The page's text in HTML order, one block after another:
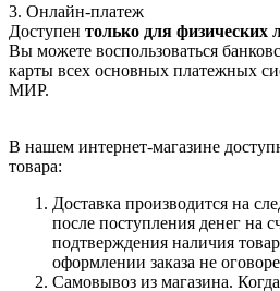
3. Онлайн-платеж
Доступен только для физических
Вы можете воспользоваться
карты всех основных платежных
МИР.
В нашем интернет-магазине
товара:
Доставка производится на
после поступления денег на
подтверждения наличия
оформлении заказа не
Самовывоз из магазина.